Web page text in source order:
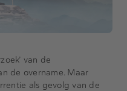
van de
de overname. Maar
als gevolg van de